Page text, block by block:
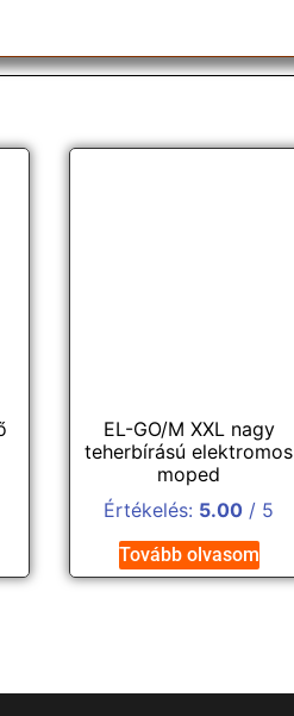
EL-GO/M XXL nagy
teherbírású elektromos
moped
Értékelés: 5.00 / 5
Tovább olvasom